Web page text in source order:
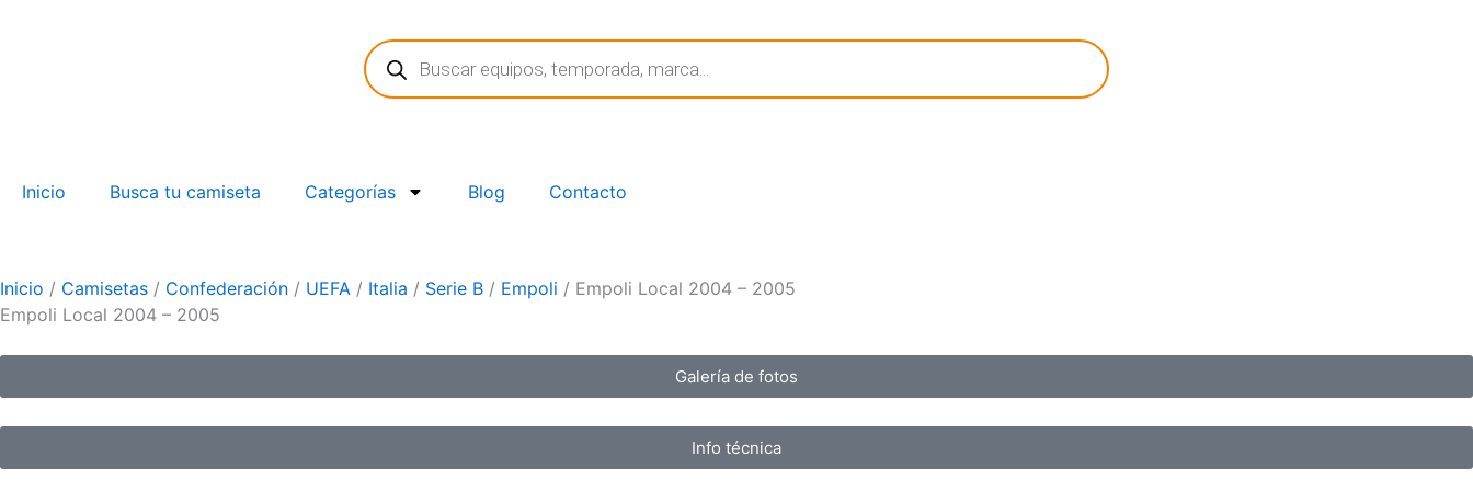
Búsqueda
de
productos
Inicio Busca tu camiseta Categorías Blog Contacto
Inicio / Camisetas / Confederación / UEFA / Italia / Serie B / Empoli / Empoli Local 2004 – 2005
Empoli Local 2004 – 2005
Galería de fotos
Info técnica